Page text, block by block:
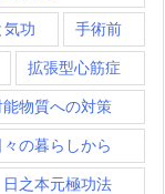
気功 手術前
拡張型心筋症
能物質への対策
々の暮らしから
日之本元極功法